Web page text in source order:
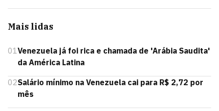
Mais lidas
01Venezuela já foi rica e chamada de 'Arábia Saudita'
da América Latina
02Salário mínimo na Venezuela cai para R$ 2,72 por
mês